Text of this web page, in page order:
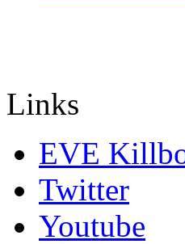
Links
EVE
Twitter
Youtube